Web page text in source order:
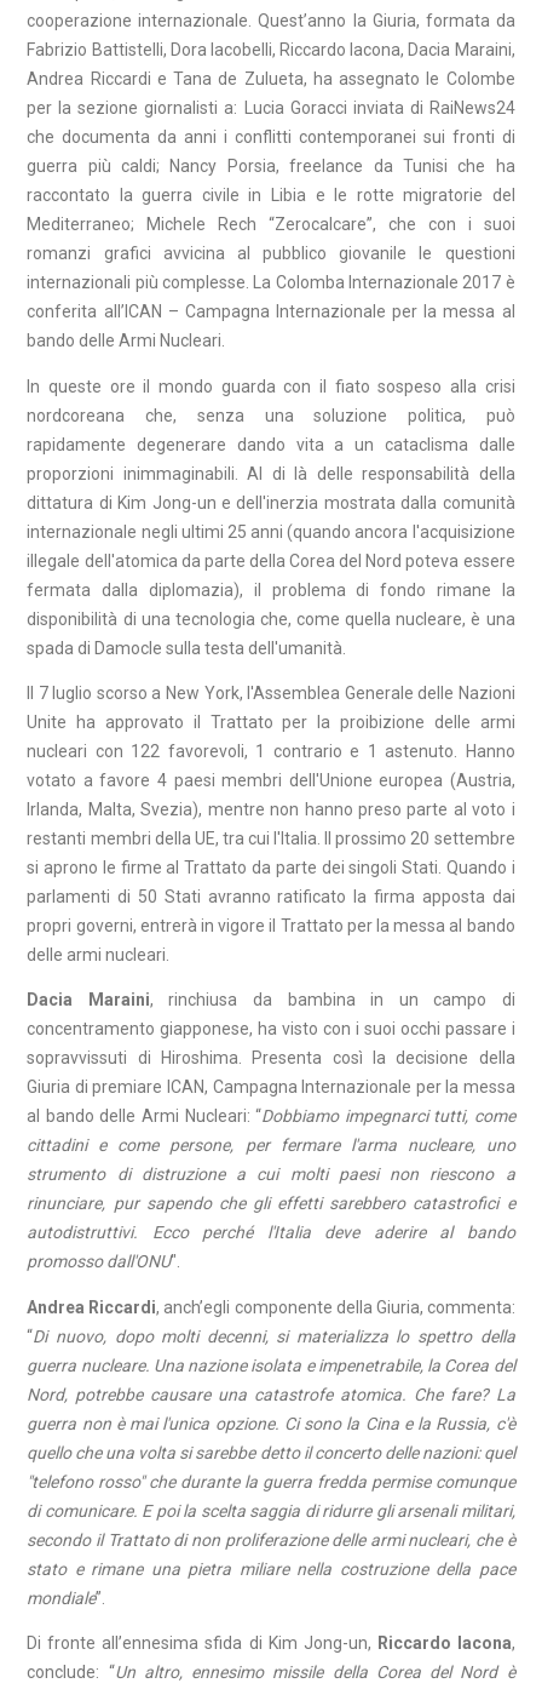
cooperazione internazionale. Quest’anno la Giuria, formata da
Fabrizio Battistelli, Dora Iacobelli, Riccardo Iacona, Dacia Maraini,
Andrea Riccardi e Tana de Zulueta, ha assegnato le Colombe
per la sezione giornalisti a: Lucia Goracci inviata di RaiNews24
che documenta da anni i conflitti contemporanei sui fronti di
guerra più caldi; Nancy Porsia, freelance da Tunisi che ha
raccontato la guerra civile in Libia e le rotte migratorie del
Mediterraneo; Michele Rech “Zerocalcare”, che con i suoi
romanzi grafici avvicina al pubblico giovanile le questioni
internazionali più complesse. La Colomba Internazionale 2017 è
conferita all’ICAN – Campagna Internazionale per la messa al
bando delle Armi Nucleari.
In queste ore il mondo guarda con il fiato sospeso alla crisi
nordcoreana che, senza una soluzione politica, può
rapidamente degenerare dando vita a un cataclisma dalle
proporzioni inimmaginabili. Al di là delle responsabilità della
dittatura di Kim Jong-un e dell'inerzia mostrata dalla comunità
internazionale negli ultimi 25 anni (quando ancora l'acquisizione
illegale dell'atomica da parte della Corea del Nord poteva essere
fermata dalla diplomazia), il problema di fondo rimane la
disponibilità di una tecnologia che, come quella nucleare, è una
spada di Damocle sulla testa dell'umanità.
Il 7 luglio scorso a New York, l'Assemblea Generale delle Nazioni
Unite ha approvato il Trattato per la proibizione delle armi
nucleari con 122 favorevoli, 1 contrario e 1 astenuto. Hanno
votato a favore 4 paesi membri dell'Unione europea (Austria,
Irlanda, Malta, Svezia), mentre non hanno preso parte al voto i
restanti membri della UE, tra cui l'Italia. Il prossimo 20 settembre
si aprono le firme al Trattato da parte dei singoli Stati. Quando i
parlamenti di 50 Stati avranno ratificato la firma apposta dai
propri governi, entrerà in vigore il Trattato per la messa al bando
delle armi nucleari.
Dacia Maraini, rinchiusa da bambina in un campo di
concentramento giapponese, ha visto con i suoi occhi passare i
sopravvissuti di Hiroshima. Presenta così la decisione della
Giuria di premiare ICAN, Campagna Internazionale per la messa
al bando delle Armi Nucleari: “Dobbiamo impegnarci tutti, come
cittadini e come persone, per fermare l'arma nucleare, uno
strumento di distruzione a cui molti paesi non riescono a
rinunciare, pur sapendo che gli effetti sarebbero catastrofici e
autodistruttivi. Ecco perché l'Italia deve aderire al bando
promosso dall'ONU".
Andrea Riccardi, anch’egli componente della Giuria, commenta:
“Di nuovo, dopo molti decenni, si materializza lo spettro della
guerra nucleare. Una nazione isolata e impenetrabile, la Corea del
Nord, potrebbe causare una catastrofe atomica. Che fare? La
guerra non è mai l'unica opzione. Ci sono la Cina e la Russia, c'è
quello che una volta si sarebbe detto il concerto delle nazioni: quel
"telefono rosso" che durante la guerra fredda permise comunque
di comunicare. E poi la scelta saggia di ridurre gli arsenali militari,
secondo il Trattato di non proliferazione delle armi nucleari, che è
stato e rimane una pietra miliare nella costruzione della pace
mondiale”.
Di fronte all’ennesima sfida di Kim Jong-un, Riccardo Iacona,
conclude: “Un altro, ennesimo missile della Corea del Nord è